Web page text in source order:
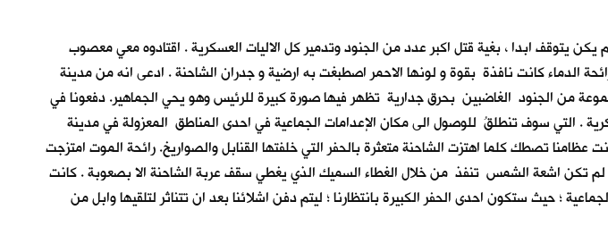
يتوقف ابدا ، بغية قتل اكبر عدد من الجنود وتدمير كل الاليات العسكرية . اقتادوه معي معصوب
الدماء كانت نافذة بقوة و لونها الاحمر اصطبغت به ارضية و جدران الشاحنة . ادعى انه من مدينة
من الجنود الغاضبين بحرق جدارية تظهر فيها صورة كبيرة للرئيس وهو يحي الجماهير. دفعونا في
. التي سوف تنطلقُ للوصول الى مكان الإعدامات الجماعية في احدى المناطق المعزولة في مدينة
عظامنا تصطك كلما اهتزت الشاحنة متعثرة بالحفر التي خلفتها القنابل والصواريخ. رائحة الموت امتزجت
لم تكن اشعة الشمس تنفذ من خلال الغطاء السميك الذي يغطي سقف عربة الشاحنة الا بصعوبة . كانت
؛ حيث ستكون احدى الحفر الكبيرة بانتظارنا ؛ ليتم دفن اشلائنا بعد ان تتناثر لتلقيها وابل من